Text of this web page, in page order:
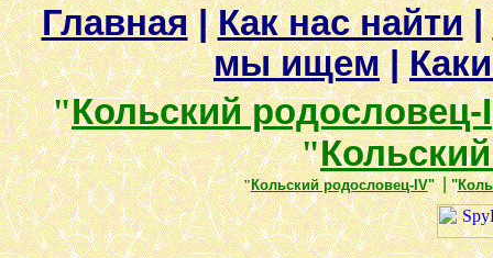
Главная | Как нас найти |
мы ищем|
"Кольский родословец-I
"
"Кольский родословец-IV" |"